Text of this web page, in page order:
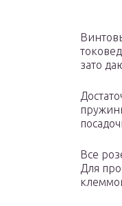
зато
Все
Для